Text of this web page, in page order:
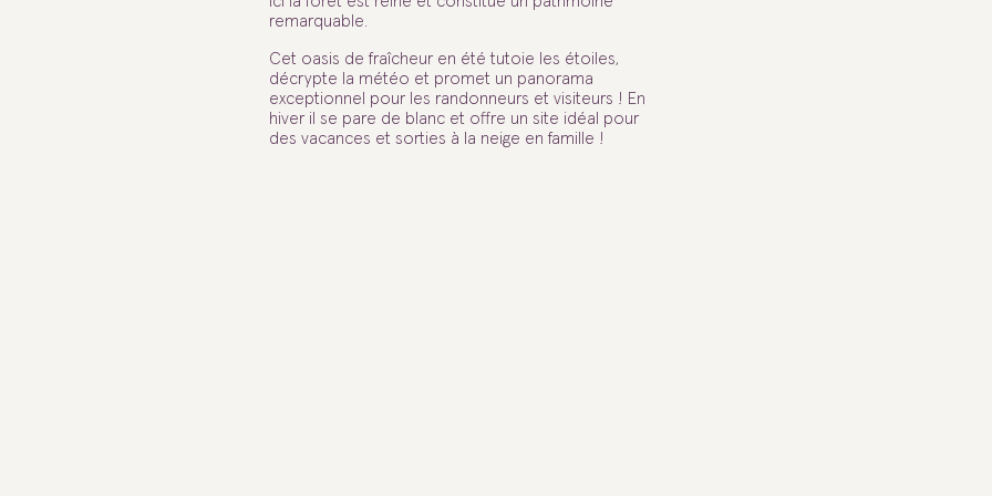
remarquable.
Cet oasis de fraîcheur en été tutoie les étoiles,
décrypte la météo et promet un panorama
exceptionnel pour les randonneurs et visiteurs ! En
hiver il se pare de blanc et offre un site idéal pour
des vacances et sorties à la neige en famille !